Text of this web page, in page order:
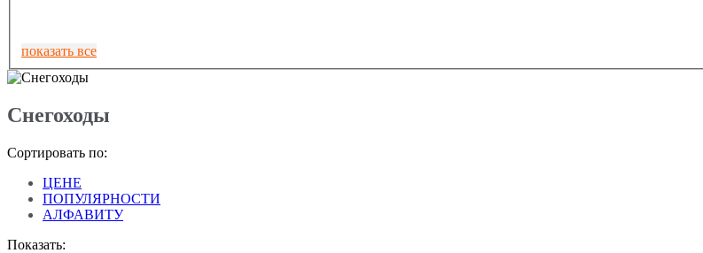
показать все
Снегоходы
Сортировать по:
ЦЕНЕ
ПОПУЛЯРНОСТИ
АЛФАВИТУ
Показать: